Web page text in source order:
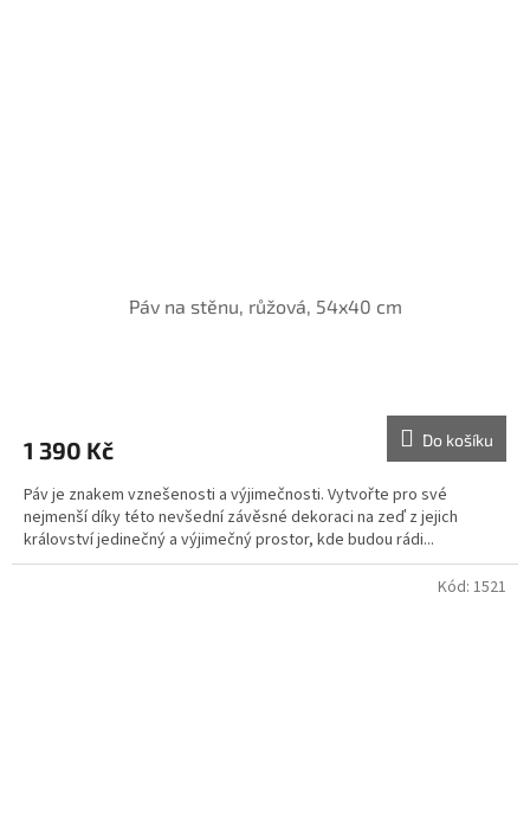
Páv na stěnu, růžová, 54x40 cm
je
z
5
hvězdiček.
1 390 Kč Do košíku
Páv je znakem vznešenosti a výjimečnosti. Vytvořte pro své
nejmenší díky této nevšední závěsné dekoraci na zeď z jejich
království jedinečný a výjimečný prostor, kde budou rádi...
Kód: 1521